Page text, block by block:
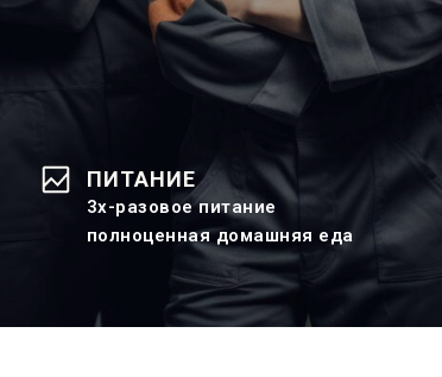
ПИТАНИЕ
3х-разовое питание
полноценная домашняя еда